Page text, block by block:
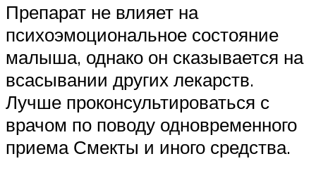
Препарат не влияет на
психоэмоциональное состояние
малыша, однако он сказывается на
всасывании других лекарств.
Лучше проконсультироваться с
врачом по поводу одновременного
приема Смекты и иного средства.